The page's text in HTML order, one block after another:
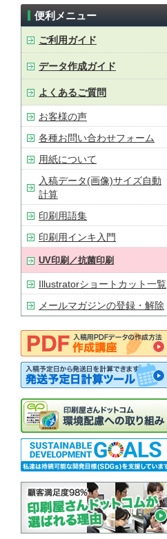
便利メニュー
ご利用ガイド
データ作成ガイド
よくあるご質問
お客様の声
各種お問い合わせフォーム
用紙について
入稿データ(画像)サイズ自動
計算
印刷用語集
印刷用インキ入門
UV印刷／抗菌印刷
Illustratorショートカット一覧
メールマガジンの登録・解除